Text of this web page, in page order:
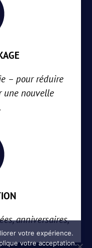
– pour réduire
une nouvelle
anniversaires,
votre expérience.
votre acceptation.